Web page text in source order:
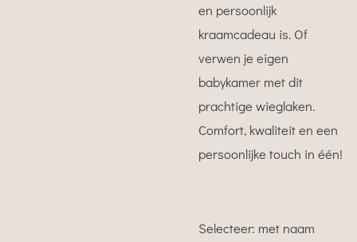
en persoonlijk
kraamcadeau is. Of
verwen je eigen
babykamer met dit
prachtige wieglaken.
Comfort, kwaliteit en een
persoonlijke touch in één!
Selecteer: met naam